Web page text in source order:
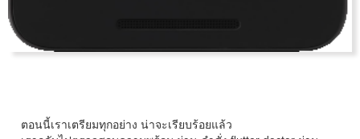
ตอนนี้เราเตรียมทุกอย่าง น่าจะเรียบร้อยแล้ว